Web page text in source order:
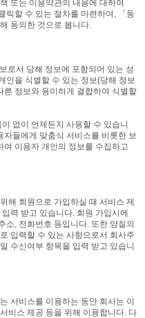
또는 이용약관의 내용에 대하여
릭할 수 있는 절차를 마련하여, 「동
동의한 것으로 봅니다.
로서 당해 정보에 포함되어 있는 성
인을 식별할 수 있는 정보(당해 정보
른 정보와 용이하게 결합하여 식별할
없이 언제든지 사용할 수 있습니
들에게 맞춤식 서비스를 비롯한 보
이용자 개인의 정보를 수집하고
해 회원으로 가입하실 때 서비스 제
력 받고 있습니다. 회원 가입시에
소, 전화번호 등입니다. 또한 양질의
입력할 수 있는 사항으로서 회사주
수신여부 항목을 입력 받고 있습니
서비스를 이용하는 동안 회사는 이
비스 제공 등을 위해 이용합니다. 다